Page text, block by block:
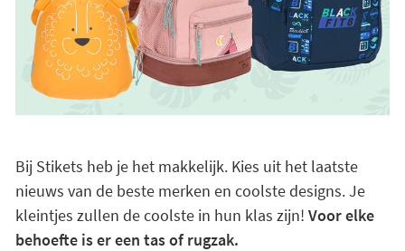
Bij Stikets heb je het makkelijk. Kies uit het laatste
nieuws van de beste merken en coolste designs. Je
kleintjes zullen de coolste in hun klas zijn! Voor elke
behoefte is er een tas of rugzak.